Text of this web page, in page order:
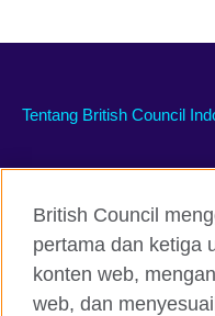
Tentang British Council
Facebook
Twitter
British Council
pertama dan ketiga
konten web,
web, dan